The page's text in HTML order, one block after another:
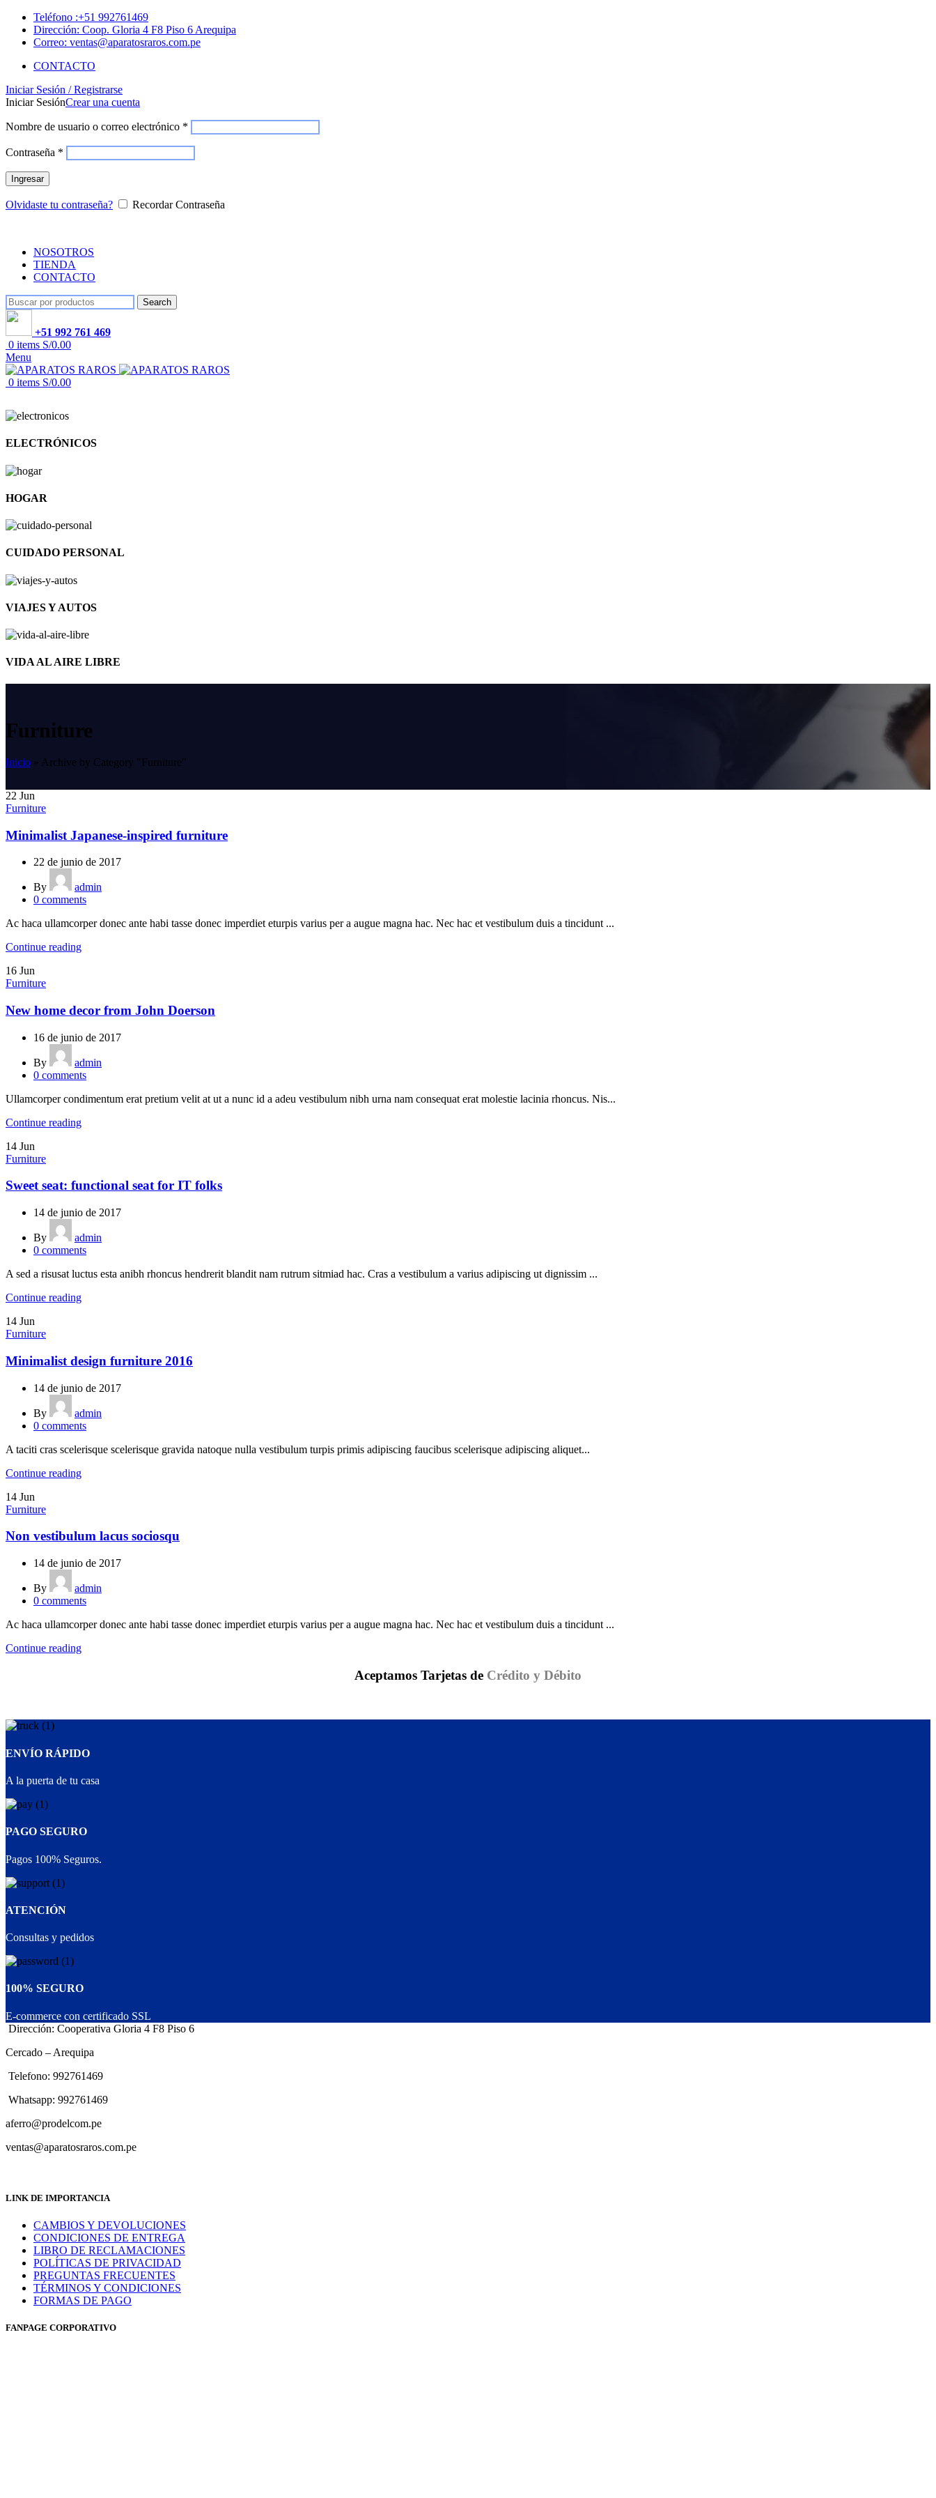
Teléfono :+51 992761469
Dirección: Coop. Gloria 4 F8 Piso 6 Arequipa
Correo: ventas@aparatosraros.com.pe
CONTACTO
Iniciar Sesión / Registrarse
Iniciar SesiónCrear una cuenta
Nombre de usuario o correo electrónico *
Contraseña *
Ingresar
Olvidaste tu contraseña? Recordar Contraseña
NOSOTROS
TIENDA
CONTACTO
Search
+51 992 761 469
0 items S/0.00
Menu
0 items S/0.00
ELECTRÓNICOS
HOGAR
CUIDADO PERSONAL
VIAJES Y AUTOS
VIDA AL AIRE LIBRE
Furniture
Inicio » Archive by Category "Furniture"
22 Jun
Furniture
Minimalist Japanese-inspired furniture
22 de junio de 2017
By
admin
0 comments
Ac haca ullamcorper donec ante habi tasse donec imperdiet eturpis varius per a augue magna hac. Nec hac et vestibulum duis a tincidunt ...
Continue reading
16 Jun
Furniture
New home decor from John Doerson
16 de junio de 2017
By
admin
0 comments
Ullamcorper condimentum erat pretium velit at ut a nunc id a adeu vestibulum nibh urna nam consequat erat molestie lacinia rhoncus. Nis...
Continue reading
14 Jun
Furniture
Sweet seat: functional seat for IT folks
14 de junio de 2017
By
admin
0 comments
A sed a risusat luctus esta anibh rhoncus hendrerit blandit nam rutrum sitmiad hac. Cras a vestibulum a varius adipiscing ut dignissim ...
Continue reading
14 Jun
Furniture
Minimalist design furniture 2016
14 de junio de 2017
By
admin
0 comments
A taciti cras scelerisque scelerisque gravida natoque nulla vestibulum turpis primis adipiscing faucibus scelerisque adipiscing aliquet...
Continue reading
14 Jun
Furniture
Non vestibulum lacus sociosqu
14 de junio de 2017
By
admin
0 comments
Ac haca ullamcorper donec ante habi tasse donec imperdiet eturpis varius per a augue magna hac. Nec hac et vestibulum duis a tincidunt ...
Continue reading
Aceptamos Tarjetas de Crédito y Débito
ENVÍO RÁPIDO
A la puerta de tu casa
PAGO SEGURO
Pagos 100% Seguros.
ATENCIÓN
Consultas y pedidos
100% SEGURO
E-commerce con certificado SSL
Dirección: Cooperativa Gloria 4 F8 Piso 6
Cercado – Arequipa
Telefono: 992761469
Whatsapp: 992761469
aferro@prodelcom.pe
ventas@aparatosraros.com.pe
LINK DE IMPORTANCIA
CAMBIOS Y DEVOLUCIONES
CONDICIONES DE ENTREGA
LIBRO DE RECLAMACIONES
POLÍTICAS DE PRIVACIDAD
PREGUNTAS FRECUENTES
TÉRMINOS Y CONDICIONES
FORMAS DE PAGO
FANPAGE CORPORATIVO